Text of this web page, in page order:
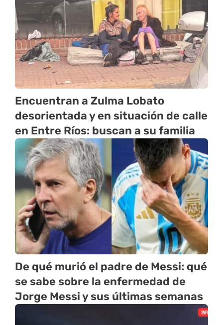
Encuentran a Zulma Lobato
desorientada y en situación de calle
en Entre Ríos: buscan a su familia
De qué murió el padre de Messi: qué
se sabe sobre la enfermedad de
Jorge Messi y sus últimas semanas